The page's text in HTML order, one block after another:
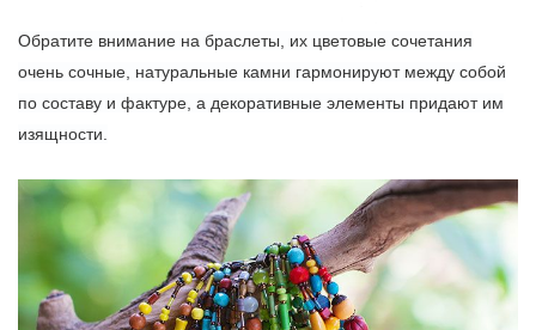
Обратите внимание на браслеты, их цветовые сочетания
очень сочные, натуральные камни гармонируют между собой
по составу и фактуре, а декоративные элементы придают им
изящности.